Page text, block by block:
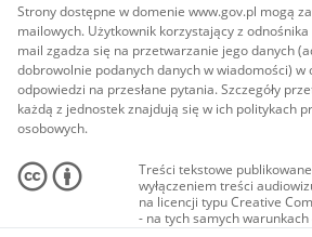
Strony dostępne w domenie www.gov.pl mogą
mailowych. Użytkownik korzystający z
mail zgadza się na przetwarzanie jego danych
dobrowolnie podanych danych w wiadomości) w
odpowiedzi na przesłane pytania. Szczegóły
każdą z jednostek znajdują się w ich politykach
osobowych.
Treści tekstowe
wyłączeniem treści
na licencji typu Creative
- na tych samych warunkach